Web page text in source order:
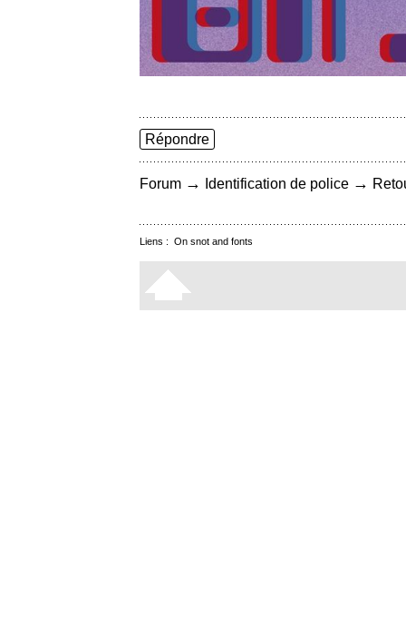
Répondre
Forum → Identification de police →
Liens : On snot and fonts